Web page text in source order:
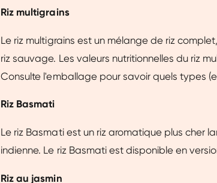
Riz multigrains
Le riz multigrains est un mélange de riz
riz sauvage. Les valeurs nutritionnelles du riz
Consulte l'emballage pour savoir quels types
Riz Basmati
Le riz Basmati est un riz aromatique plus cher
indienne. Le riz Basmati est disponible en
Riz au jasmin